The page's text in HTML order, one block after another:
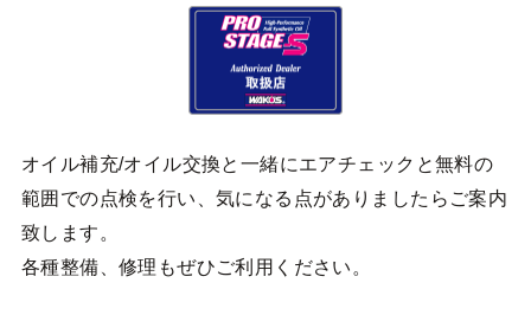
オイル補充/オイル交換と一緒にエアチェックと無料の
範囲での点検を行い、気になる点がありましたらご案内
致します。
各種整備、修理もぜひご利用ください。